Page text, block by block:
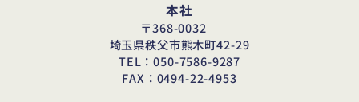
本社
〒368-0032
埼玉県秩父市熊木町42-29
TEL：050-7586-9287
FAX：0494-22-4953